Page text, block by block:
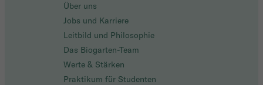
Über uns
Jobs und Karriere
Leitbild und Philosophie
Das Biogarten-Team
Werte & Stärken
Praktikum für Studenten